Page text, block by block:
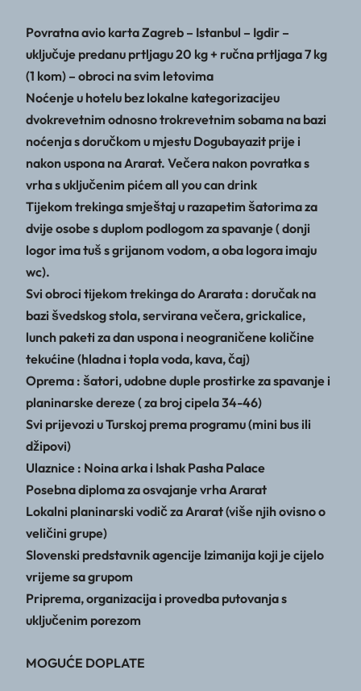
Povratna avio karta Zagreb – Istanbul – Igdir –
uključuje predanu prtljagu 20 kg + ručna prtljaga 7 kg
(1 kom) – obroci na svim letovima
Noćenje u hotelu bez lokalne kategorizacijeu
dvokrevetnim odnosno trokrevetnim sobama na bazi
noćenja s doručkom u mjestu Dogubayazit prije i
nakon uspona na Ararat. Večera nakon povratka s
vrha s uključenim pićem all you can drink
Tijekom trekinga smještaj u razapetim šatorima za
dvije osobe s duplom podlogom za spavanje ( donji
logor ima tuš s grijanom vodom, a oba logora imaju
wc).
Svi obroci tijekom trekinga do Ararata : doručak na
bazi švedskog stola, servirana večera, grickalice,
lunch paketi za dan uspona i neograničene količine
tekućine (hladna i topla voda, kava, čaj)
Oprema : šatori, udobne duple prostirke za spavanje i
planinarske dereze ( za broj cipela 34-46)
Svi prijevozi u Turskoj prema programu (mini bus ili
džipovi)
Ulaznice : Noina arka i Ishak Pasha Palace
Posebna diploma za osvajanje vrha Ararat
Lokalni planinarski vodič za Ararat (više njih ovisno o
veličini grupe)
Slovenski predstavnik agencije Izimanija koji je cijelo
vrijeme sa grupom
Priprema, organizacija i provedba putovanja s
uključenim porezom
MOGUĆE DOPLATE